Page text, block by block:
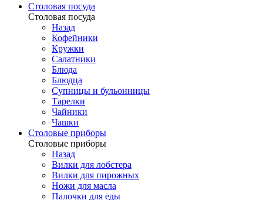
Столовая посуда
Столовая посуда
Назад
Кофейники
Кружки
Салатники
Блюда
Блюдца
Супницы и бульонницы
Тарелки
Чайники
Чашки
Cтоловые приборы
Cтоловые приборы
Назад
Вилки для лобстера
Вилки для пирожных
Ножи для масла
Палочки для еды